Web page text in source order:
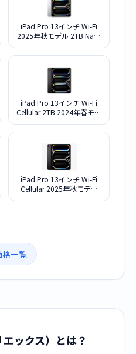
iPad Pro 13インチ Wi-Fi
2025年秋モデル 2TB Nao-
搭載 MDYW4J/A [シルバー]
iPad Pro 13インチ Wi-Fi
Cellular 2TB 2024年春モデ
ペースブラック]
iPad Pro 13インチ Wi-Fi
Cellular 2025年秋モデル
格一覧
エックス）とは？